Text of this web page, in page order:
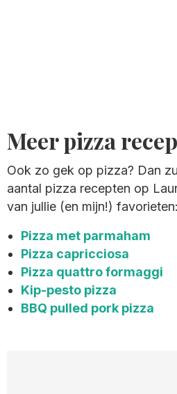
Meer pizza
Ook zo gek op pizza? Dan
aantal pizza recepten op
van jullie (en mijn!) favorieten:
Pizza met parmaham
Pizza capricciosa
Pizza quattro formaggi
Kip-pesto pizza
BBQ pulled pork pizza